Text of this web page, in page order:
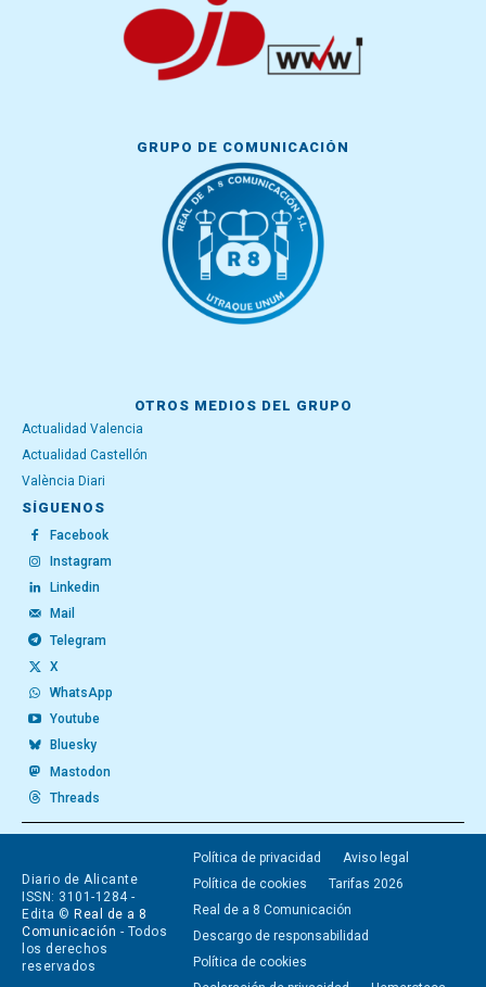
GRUPO DE COMUNICACIÓN
OTROS MEDIOS DEL GRUPO
Actualidad Valencia
Actualidad Castellón
València Diari
SÍGUENOS
Facebook
Instagram
Linkedin
Mail
Telegram
X
WhatsApp
Youtube
Bluesky
Mastodon
Threads
Diario de Alicante
ISSN: 3101-1284 -
Edita © Real de a 8
Comunicación - Todos
los derechos
reservados
Política de privacidad
Aviso legal
Política de cookies
Tarifas 2026
Real de a 8 Comunicación
Descargo de responsabilidad
Política de cookies